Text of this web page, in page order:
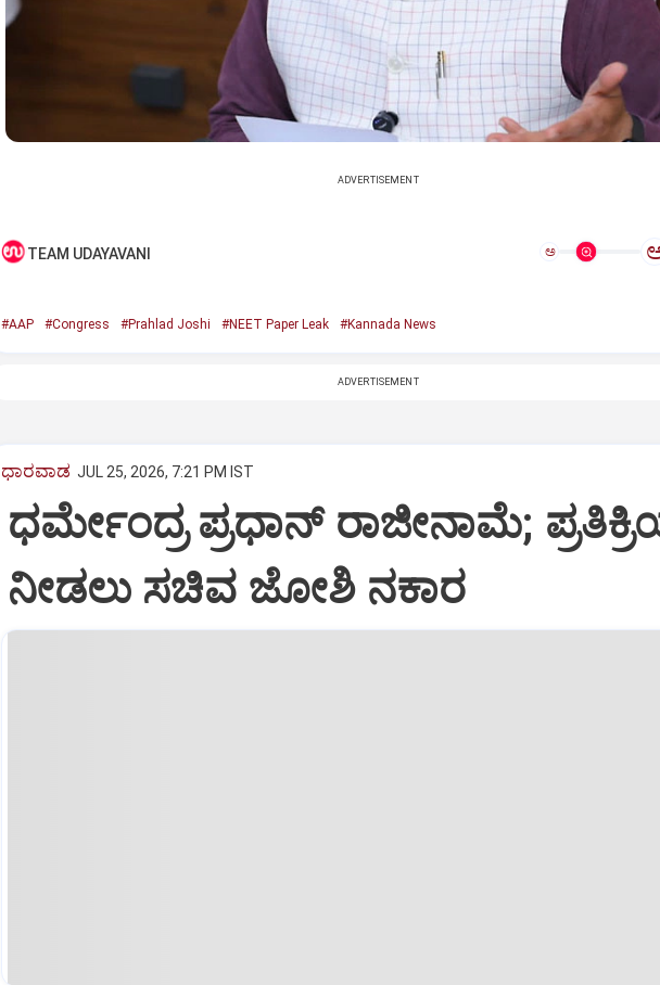
ADVERTISEMENT
TEAM UDAYAVANI ಅ
#AAP #Congress #Prahlad Joshi #NEET Paper Leak #Kannada News
ADVERTISEMENT
ಧಾರವಾಡ JUL 25, 2026, 7:21 PM IST
ಧರ್ಮೇಂದ್ರ ಪ್ರಧಾನ್ ರಾಜೀನಾಮೆ;
ನೀಡಲು ಸಚಿವ ಜೋಶಿ ನಕಾರ